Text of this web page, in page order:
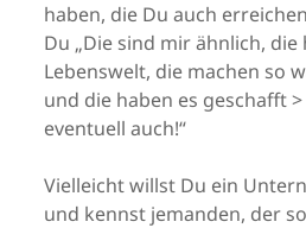
haben, die Du auch
Du „Die sind mir ähnlich,
Lebenswelt, die machen so
und die haben es geschafft
eventuell auch!“
Vielleicht willst Du ein
und kennst jemanden, der